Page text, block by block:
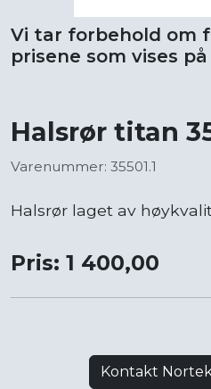
Vi tar forbehold om
prisene som vises
Halsrør titan
Varenummer: 35501.1
Halsrør laget av
Pris: 1 400,00
Kontakt